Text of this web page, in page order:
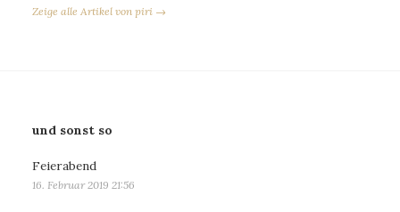
Zeige alle Artikel von piri →
und sonst so
Feierabend
16. Februar 2019 21:56